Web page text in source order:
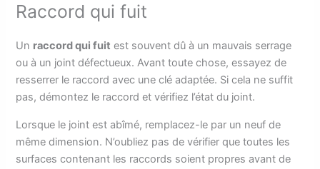
Raccord qui fuit
Un raccord qui fuit est souvent dû à un mauvais serrage
ou à un joint défectueux. Avant toute chose, essayez de
resserrer le raccord avec une clé adaptée. Si cela ne suffit
pas, démontez le raccord et vérifiez l’état du joint.
Lorsque le joint est abîmé, remplacez-le par un neuf de
même dimension. N’oubliez pas de vérifier que toutes les
surfaces contenant les raccords soient propres avant de